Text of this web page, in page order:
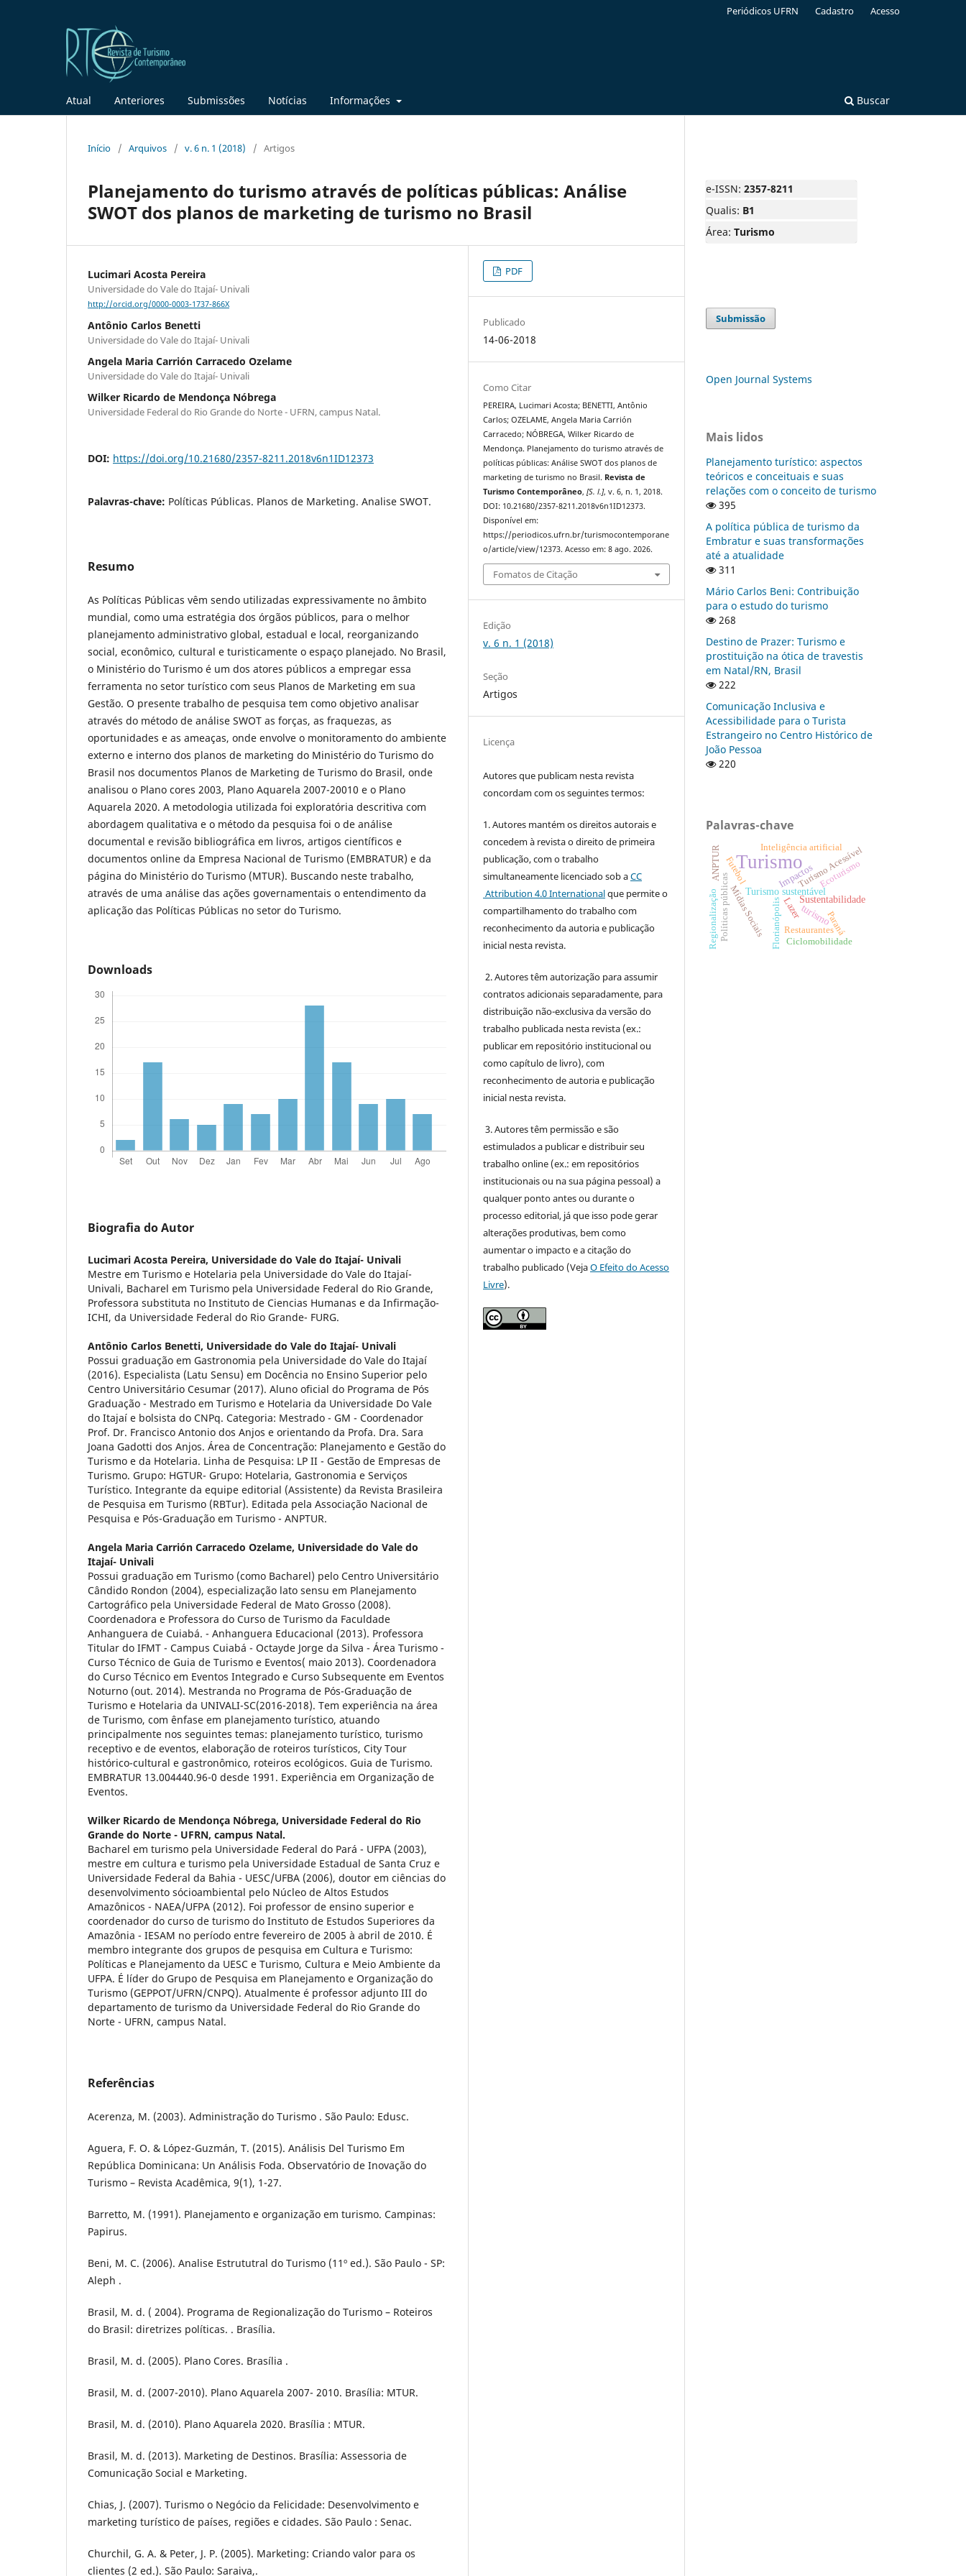
Atual Anteriores Submissões Notícias Informações Buscar
Periódicos UFRN Cadastro Acesso
Início / Arquivos / v. 6 n. 1 (2018) / Artigos
Planejamento do turismo através de políticas públicas: Análise
SWOT dos planos de marketing de turismo no Brasil
Lucimari Acosta Pereira
Universidade do Vale do Itajaí- Univali
http://orcid.org/0000-0003-1737-866X
Antônio Carlos Benetti
Universidade do Vale do Itajaí- Univali
Angela Maria Carrión Carracedo Ozelame
Universidade do Vale do Itajaí- Univali
Wilker Ricardo de Mendonça Nóbrega
Universidade Federal do Rio Grande do Norte - UFRN, campus Natal.
DOI: https://doi.org/10.21680/2357-8211.2018v6n1ID12373
Palavras-chave: Políticas Públicas. Planos de Marketing. Analise SWOT.
Resumo
As Políticas Públicas vêm sendo utilizadas expressivamente no âmbito
mundial, como uma estratégia dos órgãos públicos, para o melhor
planejamento administrativo global, estadual e local, reorganizando
social, econômico, cultural e turisticamente o espaço planejado. No Brasil,
o Ministério do Turismo é um dos atores públicos a empregar essa
ferramenta no setor turístico com seus Planos de Marketing em sua
Gestão. O presente trabalho de pesquisa tem como objetivo analisar
através do método de análise SWOT as forças, as fraquezas, as
oportunidades e as ameaças, onde envolve o monitoramento do ambiente
externo e interno dos planos de marketing do Ministério do Turismo do
Brasil nos documentos Planos de Marketing de Turismo do Brasil, onde
analisou o Plano cores 2003, Plano Aquarela 2007-20010 e o Plano
Aquarela 2020. A metodologia utilizada foi exploratória descritiva com
abordagem qualitativa e o método da pesquisa foi o de análise
documental e revisão bibliográfica em livros, artigos científicos e
documentos online da Empresa Nacional de Turismo (EMBRATUR) e da
página do Ministério do Turismo (MTUR). Buscando neste trabalho,
através de uma análise das ações governamentais o entendimento da
aplicação das Políticas Públicas no setor do Turismo.
Downloads
Biografia do Autor
Lucimari Acosta Pereira, Universidade do Vale do Itajaí- Univali
Mestre em Turismo e Hotelaria pela Universidade do Vale do Itajaí-
Univali, Bacharel em Turismo pela Universidade Federal do Rio Grande,
Professora substituta no Instituto de Ciencias Humanas e da Infirmação-
ICHI, da Universidade Federal do Rio Grande- FURG.
Antônio Carlos Benetti, Universidade do Vale do Itajaí- Univali
Possui graduação em Gastronomia pela Universidade do Vale do Itajaí
(2016). Especialista (Latu Sensu) em Docência no Ensino Superior pelo
Centro Universitário Cesumar (2017). Aluno oficial do Programa de Pós
Graduação - Mestrado em Turismo e Hotelaria da Universidade Do Vale
do Itajaí e bolsista do CNPq. Categoria: Mestrado - GM - Coordenador
Prof. Dr. Francisco Antonio dos Anjos e orientando da Profa. Dra. Sara
Joana Gadotti dos Anjos. Área de Concentração: Planejamento e Gestão do
Turismo e da Hotelaria. Linha de Pesquisa: LP II - Gestão de Empresas de
Turismo. Grupo: HGTUR- Grupo: Hotelaria, Gastronomia e Serviços
Turístico. Integrante da equipe editorial (Assistente) da Revista Brasileira
de Pesquisa em Turismo (RBTur). Editada pela Associação Nacional de
Pesquisa e Pós-Graduação em Turismo - ANPTUR.
Angela Maria Carrión Carracedo Ozelame, Universidade do Vale do
Itajaí- Univali
Possui graduação em Turismo (como Bacharel) pelo Centro Universitário
Cândido Rondon (2004), especialização lato sensu em Planejamento
Cartográfico pela Universidade Federal de Mato Grosso (2008).
Coordenadora e Professora do Curso de Turismo da Faculdade
Anhanguera de Cuiabá. - Anhanguera Educacional (2013). Professora
Titular do IFMT - Campus Cuiabá - Octayde Jorge da Silva - Área Turismo -
Curso Técnico de Guia de Turismo e Eventos( maio 2013). Coordenadora
do Curso Técnico em Eventos Integrado e Curso Subsequente em Eventos
Noturno (out. 2014). Mestranda no Programa de Pós-Graduação de
Turismo e Hotelaria da UNIVALI-SC(2016-2018). Tem experiência na área
de Turismo, com ênfase em planejamento turístico, atuando
principalmente nos seguintes temas: planejamento turístico, turismo
receptivo e de eventos, elaboração de roteiros turísticos, City Tour
histórico-cultural e gastronômico, roteiros ecológicos. Guia de Turismo.
EMBRATUR 13.004440.96-0 desde 1991. Experiência em Organização de
Eventos.
Wilker Ricardo de Mendonça Nóbrega, Universidade Federal do Rio
Grande do Norte - UFRN, campus Natal.
Bacharel em turismo pela Universidade Federal do Pará - UFPA (2003),
mestre em cultura e turismo pela Universidade Estadual de Santa Cruz e
Universidade Federal da Bahia - UESC/UFBA (2006), doutor em ciências do
desenvolvimento sócioambiental pelo Núcleo de Altos Estudos
Amazônicos - NAEA/UFPA (2012). Foi professor de ensino superior e
coordenador do curso de turismo do Instituto de Estudos Superiores da
Amazônia - IESAM no período entre fevereiro de 2005 à abril de 2010. É
membro integrante dos grupos de pesquisa em Cultura e Turismo:
Políticas e Planejamento da UESC e Turismo, Cultura e Meio Ambiente da
UFPA. É líder do Grupo de Pesquisa em Planejamento e Organização do
Turismo (GEPPOT/UFRN/CNPQ). Atualmente é professor adjunto III do
departamento de turismo da Universidade Federal do Rio Grande do
Norte - UFRN, campus Natal.
Referências
Acerenza, M. (2003). Administração do Turismo . São Paulo: Edusc.
Aguera, F. O. & López-Guzmán, T. (2015). Análisis Del Turismo Em
República Dominicana: Un Análisis Foda. Observatório de Inovação do
Turismo – Revista Acadêmica, 9(1), 1-27.
Barretto, M. (1991). Planejamento e organização em turismo. Campinas:
Papirus.
Beni, M. C. (2006). Analise Estrututral do Turismo (11º ed.). São Paulo - SP:
Aleph .
Brasil, M. d. ( 2004). Programa de Regionalização do Turismo – Roteiros
do Brasil: diretrizes políticas. . Brasília.
Brasil, M. d. (2005). Plano Cores. Brasília .
Brasil, M. d. (2007-2010). Plano Aquarela 2007- 2010. Brasília: MTUR.
Brasil, M. d. (2010). Plano Aquarela 2020. Brasília : MTUR.
Brasil, M. d. (2013). Marketing de Destinos. Brasília: Assessoria de
Comunicação Social e Marketing.
Chias, J. (2007). Turismo o Negócio da Felicidade: Desenvolvimento e
marketing turístico de países, regiões e cidades. São Paulo : Senac.
Churchil, G. A. & Peter, J. P. (2005). Marketing: Criando valor para os
clientes (2 ed.). São Paulo: Saraiva,.
PDF
Publicado
14-06-2018
Como Citar
PEREIRA, Lucimari Acosta; BENETTI, Antônio
Carlos; OZELAME, Angela Maria Carrión
Carracedo; NÓBREGA, Wilker Ricardo de
Mendonça. Planejamento do turismo através de
políticas públicas: Análise SWOT dos planos de
marketing de turismo no Brasil. Revista de
Turismo Contemporâneo,[S. l.], v. 6, n. 1, 2018.
DOI: 10.21680/2357-8211.2018v6n1ID12373.
Disponível em:
https://periodicos.ufrn.br/turismocontemporane
o/article/view/12373. Acesso em: 8 ago. 2026.
Fomatos de Citação
Edição
v. 6 n. 1 (2018)
Seção
Artigos
Licença
Autores que publicam nesta revista
concordam com os seguintes termos:
1. Autores mantém os direitos autorais e
concedem à revista o direito de primeira
publicação, com o trabalho
simultaneamente licenciado sob aCC
Attribution 4.0 Internationalque permite o
compartilhamento do trabalho com
reconhecimento da autoria e publicação
inicial nesta revista.
2. Autores têm autorização para assumir
contratos adicionais separadamente, para
distribuição não-exclusiva da versão do
trabalho publicada nesta revista (ex.:
publicar em repositório institucional ou
como capítulo de livro), com
reconhecimento de autoria e publicação
inicial nesta revista.
3. Autores têm permissão e são
estimulados a publicar e distribuir seu
trabalho online (ex.: em repositórios
institucionais ou na sua página pessoal) a
qualquer ponto antes ou durante o
processo editorial, já que isso pode gerar
alterações produtivas, bem como
aumentar o impacto e a citação do
trabalho publicado (VejaO Efeito do Acesso
Livre).
e-ISSN: 2357-8211
Qualis: B1
Área: Turismo
Submissão
Open Journal Systems
Mais lidos
Planejamento turístico: aspectos
teóricos e conceituais e suas
relações com o conceito de turismo
395
A política pública de turismo da
Embratur e suas transformações
até a atualidade
311
Mário Carlos Beni: Contribuição
para o estudo do turismo
268
Destino de Prazer: Turismo e
prostituição na ótica de travestis
em Natal/RN, Brasil
222
Comunicação Inclusiva e
Acessibilidade para o Turista
Estrangeiro no Centro Histórico de
João Pessoa
220
Palavras-chave
Turismo
Turismo sustentável
turismo
Impactos
LazerSustentabilidade
Ecoturismo
Florianópolis
Mídias Sociais
Políticas públicas
Regionalização
Turismo Acessível
RestaurantesParaná
Futebol
ANPTUR Inteligência artificial
Ciclomobilidade